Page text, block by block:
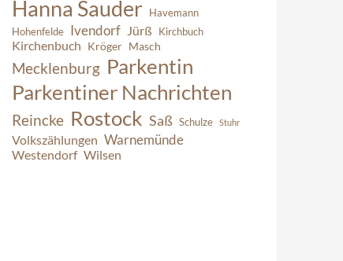
Hanna Sauder
Havemann
Hohenfelde Ivendorf Jürß Kirchbuch
Kirchenbuch Kröger Masch
Mecklenburg Parkentin
Parkentiner Nachrichten
Reincke Rostock Saß Schulze Stuhr
Volkszählungen Warnemünde
Westendorf Wilsen